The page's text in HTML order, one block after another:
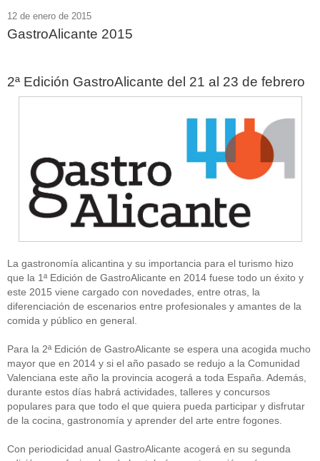
12 de enero de 2015
GastroAlicante 2015
2ª Edición GastroAlicante del 21 al 23 de febrero
La gastronomía alicantina y su importancia para el turismo hizo
que la 1ª Edición de GastroAlicante en 2014 fuese todo un éxito y
este 2015 viene cargado con novedades, entre otras, la
diferenciación de escenarios entre profesionales y amantes de la
comida y público en general.
Para la 2ª Edición de GastroAlicante se espera una acogida mucho
mayor que en 2014 y si el año pasado se redujo a la Comunidad
Valenciana este año la provincia acogerá a toda España. Además,
durante estos días habrá actividades, talleres y concursos
populares para que todo el que quiera pueda participar y disfrutar
de la cocina, gastronomía y aprender del arte entre fogones.
Con periodicidad anual GastroAlicante acogerá en su segunda